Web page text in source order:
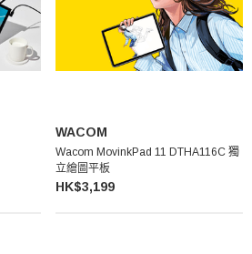
WACOM
Wacom MovinkPad 11 DTHA116C 獨
立繪圖平板
HK$3,199